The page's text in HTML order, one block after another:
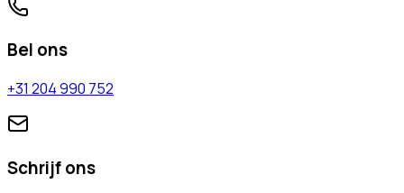
Bel ons
+31 204 990 752
Schrijf ons